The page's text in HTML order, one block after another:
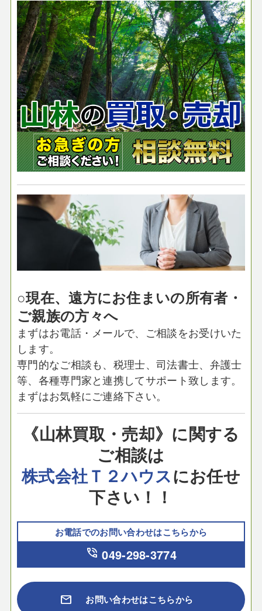
○現在、遠方にお住まいの所有者・
ご親族の方々へ
まずはお電話・メールで、ご相談をお受けいた
します。
専門的なご相談も、税理士、司法書士、弁護士
等、各種専門家と連携してサポート致します。
まずはお気軽にご連絡下さい。
《山林買取・売却》に関する
ご相談は
株式会社Ｔ２ハウスにお任せ
下さい！！
お電話でのお問い合わせはこちらから
phone_in_talk 049-298-3774
mail お問い合わせはこちらから